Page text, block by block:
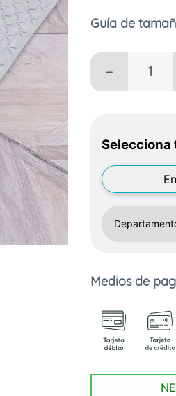
Guía de
－
Selecciona
Medios de